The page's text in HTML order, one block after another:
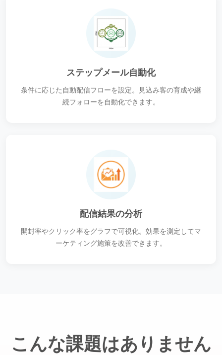
ステップメール自動化
条件に応じた自動配信フローを設定。見込み客の育成や継
続フォローを自動化できます。
配信結果の分析
開封率やクリック率をグラフで可視化。効果を測定してマ
ーケティング施策を改善できます。
こんな課題はありません